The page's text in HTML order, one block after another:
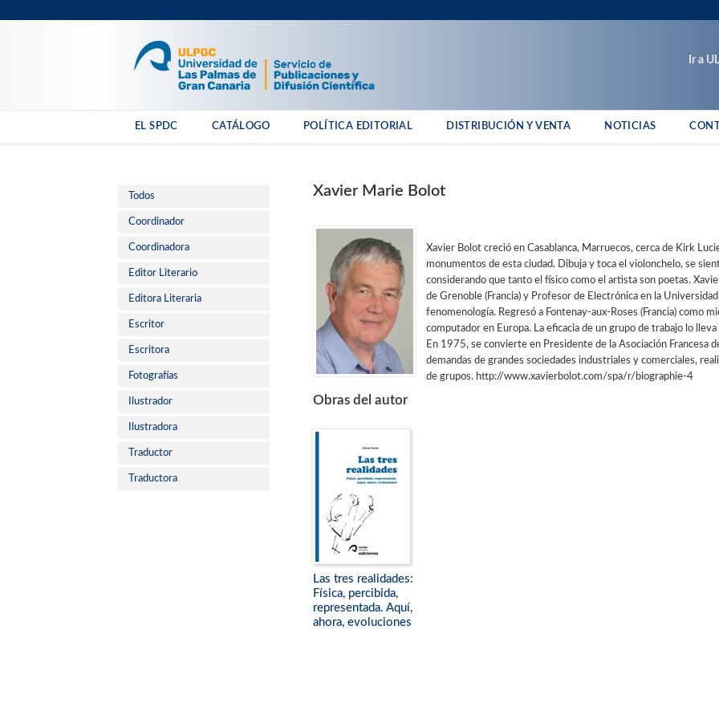
Ir a
EL SPDC CATÁLOGO POLÍTICA EDITORIAL DISTRIBUCIÓN Y VENTA NOTICIAS
Todos
Coordinador
Coordinadora
Editor Literario
Editora Literaria
Escritor
Escritora
Fotografías
Ilustrador
Ilustradora
Traductor
Traductora
Xavier Marie Bolot
Xavier Bolot creció en Casablanca, Marruecos, cerca de Kirk
monumentos de esta ciudad. Dibuja y toca el violonchelo, se
considerando que tanto el físico como el artista son poetas.
de Grenoble (Francia) y Profesor de Electrónica en la
fenomenología. Regresó a Fontenay-aux-Roses (Francia) como
computador en Europa. La eficacia de un grupo de trabajo lo
En 1975, se convierte en Presidente de la Asociación Francesa
demandas de grandes sociedades industriales y comerciales,
de grupos. http://www.xavierbolot.com/spa/r/biographie-4
Obras del autor
Las tres realidades:
Física, percibida,
representada. Aquí,
ahora, evoluciones